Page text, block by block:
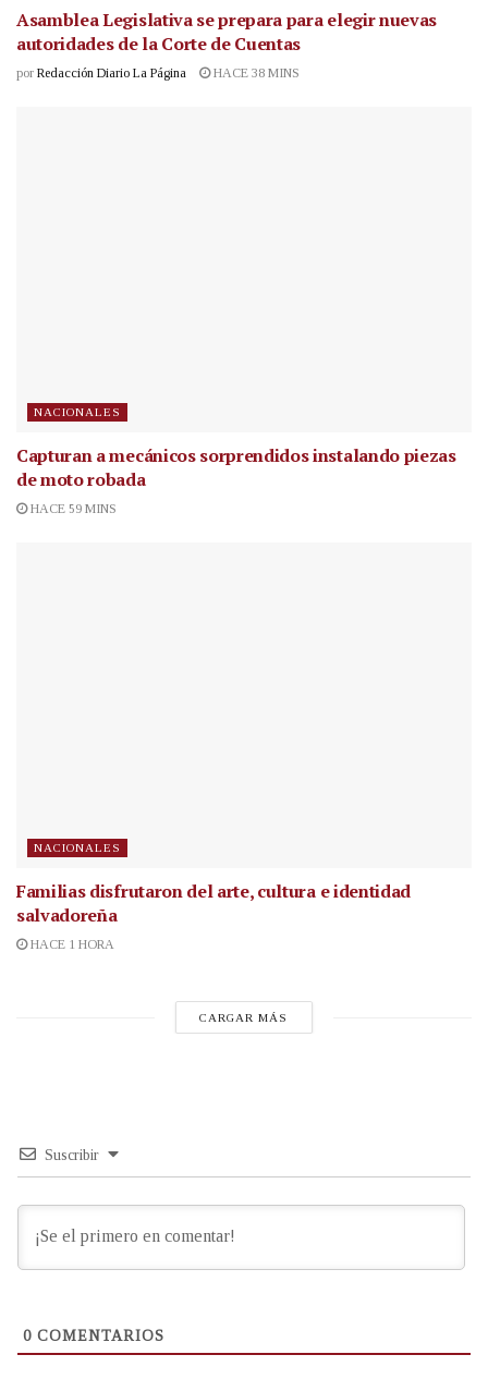
Asamblea Legislativa se prepara para elegir nuevas
autoridades de la Corte de Cuentas
por Redacción Diario La Página HACE 38 MINS
NACIONALES
Capturan a mecánicos sorprendidos instalando piezas
de moto robada
HACE 59 MINS
NACIONALES
Familias disfrutaron del arte, cultura e identidad
salvadoreña
HACE 1 HORA
CARGAR MÁS
Suscribir
0 COMENTARIOS